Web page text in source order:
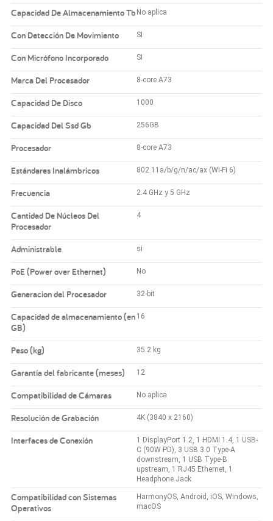
Capacidad De Almacenamiento Tb No aplica
Con Detección De Movimiento SI
Con Micrófono Incorporado SI
Marca Del Procesador 8-core A73
Capacidad De Disco 1000
Capacidad Del Ssd Gb 256GB
Procesador 8-core A73
Estándares Inalámbricos 802.11a/b/g/n/ac/ax (Wi-Fi 6)
Frecuencia 2.4 GHz y 5 GHz
Cantidad De Núcleos Del
Procesador
4
Administrable si
PoE (Power over Ethernet) No
Generacion del Procesador 32-bit
Capacidad de almacenamiento (en
GB)
16
Peso (kg) 35.2 kg
Garantía del fabricante (meses) 12
Compatibilidad de Cámaras No aplica
Resolución de Grabación 4K (3840 x 2160)
Interfaces de Conexión
1 DisplayPort 1.2, 1 HDMI 1.4, 1 USB-
C (90W PD), 3 USB 3.0 Type-A
downstream, 1 USB Type-B
upstream, 1 RJ45 Ethernet, 1
Headphone Jack
Compatibilidad con Sistemas
Operativos
HarmonyOS, Android, iOS, Windows,
macOS